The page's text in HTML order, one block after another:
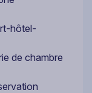
hôtel-
de chambre